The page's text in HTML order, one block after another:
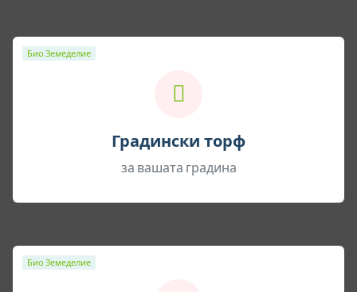
Био Земеделие
Градински торф
за вашата градина
Био Земеделие